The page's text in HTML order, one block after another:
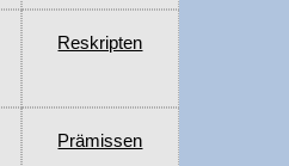
Reskripten
Prämissen